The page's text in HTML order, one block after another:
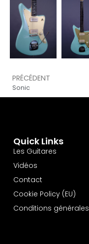
PRÉCÉDENT
Sonic
Quick Links
Les Guitares
Vidéos
Contact
Cookie Policy (EU)
Conditions générales